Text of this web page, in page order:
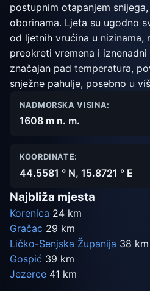
postupnim otapanjem
oborinama. Ljeta su ugodno
od ljetnih vrućina u nizinama,
preokreti vremena i
značajan pad temperatura,
snježne pahulje, posebno u
NADMORSKA VISINA:
1608 m n. m.
KOORDINATE:
44.5581 ° N, 15.8721 ° E
Najbliža mjesta
Korenica 24 km
Gračac 29 km
Ličko-Senjska Županija 38 km
Gospić 39 km
Jezerce 41 km